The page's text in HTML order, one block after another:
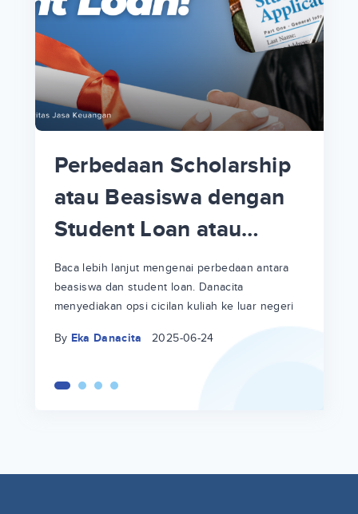
Perbedaan Scholarship
atau Beasiswa dengan
Student Loan atau
Cicilan Kuliah Luar
Negeri
Baca lebih lanjut mengenai perbedaan antara
beasiswa dan student loan. Danacita
menyediakan opsi cicilan kuliah ke luar negeri
By Eka Danacita 2025-06-24